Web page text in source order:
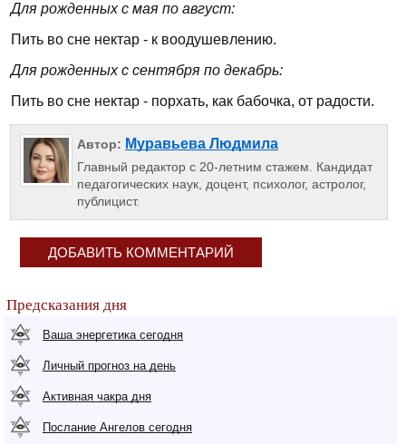
Для рожденных с мая по август:
Пить во сне нектар - к воодушевлению.
Для рожденных с сентября по декабрь:
Пить во сне нектар - порхать, как бабочка, от радости.
Автор: Муравьева Людмила
Главный редактор с 20-летним стажем. Кандидат
педагогических наук, доцент, психолог, астролог,
публицист.
ДОБАВИТЬ КОММЕНТАРИЙ
Предсказания дня
Ваша энергетика сегодня
Личный прогноз на день
Активная чакра дня
Послание Ангелов сегодня